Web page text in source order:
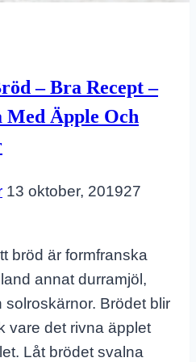
– Bra Recept –
Äpple Och
13 oktober, 201927
bröd är formfranska
annat durramjöl,
solroskärnor. Brödet blir
vare det rivna äpplet
Låt brödet svalna